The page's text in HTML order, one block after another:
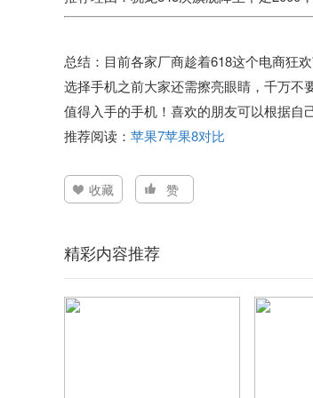
总结： 目前各家厂商趁着618这个电商狂
选择手机之前大家还需擦亮眼睛，千万不
值得入手的手机！喜欢的朋友可以根据自
推荐阅读： 苹果7苹果8对比
收藏 赞
精彩内容推荐